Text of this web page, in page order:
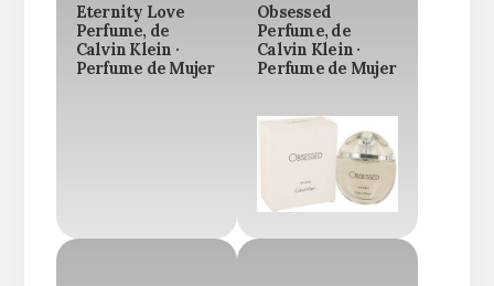
Eternity Love
Perfume, de
Calvin Klein ·
Perfume de Mujer
Obsessed
Perfume, de
Calvin Klein ·
Perfume de Mujer